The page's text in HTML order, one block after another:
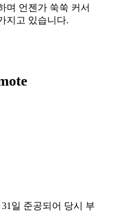
며 언젠가 쑥쑥 커서
지고 있습니다.
일 준공되어 당시 부